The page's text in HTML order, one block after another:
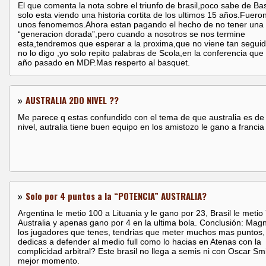
El que comenta la nota sobre el triunfo de brasil,poco sabe de
solo esta viendo una historia cortita de los ultimos 15
unos fenomemos.Ahora estan pagando el hecho de no tener una
“generacion dorada”,pero cuando a nosotros se nos termine
esta,tendremos que esperar a la proxima,que no viene tan
no lo digo ,yo solo repito palabras de Scola,en la conferencia que
año pasado en MDP.Mas resperto al basquet.
» AUSTRALIA 2DO NIVEL ??
Me parece q estas confundido con el tema de que australia es
nivel, autralia tiene buen equipo en los amistozo le gano a
» Solo por 4 puntos a la “POTENCIA” AUSTRALIA?
Argentina le metio 100 a Lituania y le gano por 23, Brasil le metio
Australia y apenas gano por 4 en la ultima bola. Conclusión:
los jugadores que tenes, tendrias que meter muchos mas
dedicas a defender al medio full como lo hacias en Atenas con la
complicidad arbitral? Este brasil no llega a semis ni con Oscar
mejor momento.